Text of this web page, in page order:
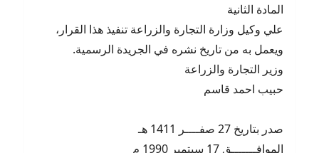
المادة الثانية
علي وكيل وزارة التجارة والزراعة تنفيذ هذا القرار،
ويعمل به من تاريخ نشره في الجريدة الرسمية.
وزير التجارة والزراعة
حبيب احمد قاسم
صدر بتاريخ 27 صفــــر 1411 هـ
الموافـــــــق 17 سبتمبر 1990 م